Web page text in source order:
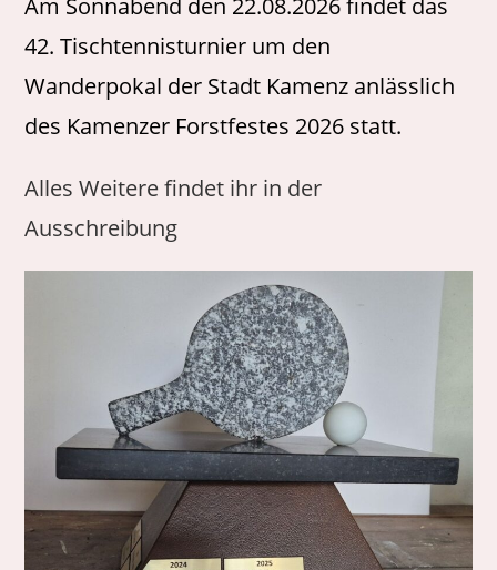
Am Sonnabend den 22.08.2026 findet das
42. Tischtennisturnier um den
Wanderpokal der Stadt Kamenz anlässlich
des Kamenzer Forstfestes 2026 statt.
Alles Weitere findet ihr in der
Ausschreibung